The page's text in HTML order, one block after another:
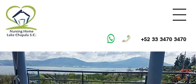
+52 33 3470 3470